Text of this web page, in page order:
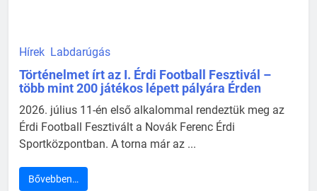
Hírek Labdarúgás
Történelmet írt az I. Érdi Football Fesztivál –
több mint 200 játékos lépett pályára Érden
2026. július 11-én első alkalommal rendeztük meg az
Érdi Football Fesztivált a Novák Ferenc Érdi
Sportközpontban. A torna már az ...
Bővebben…